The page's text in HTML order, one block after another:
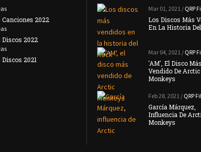
Canciones 2022
Discos 2022
2021
Noticias
#TopQRP Mejores Canciones 2021
Noticias
Placebo Anuncian Su Nuevo Disco 'Never
Let Me …
Noticias
Interpol Anuncian Que Su Nuevo Disco
Llegará …
Mar 01, 2021 / QRP
Los Discos Más
En La Historia Del
Mar 04, 2021 / QRP
'AM', El Disco Más
Vendido De Arctic
Monkeys
Feb 28, 2021 / QRP
García Márquez,
Influencia De
Monkeys